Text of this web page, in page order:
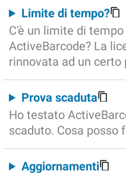
Limite di tempo?
C'è un limite di
ActiveBarcode? La
rinnovata ad un certo
Prova scaduta
Ho testato
scaduto. Cosa posso
Aggiornamenti